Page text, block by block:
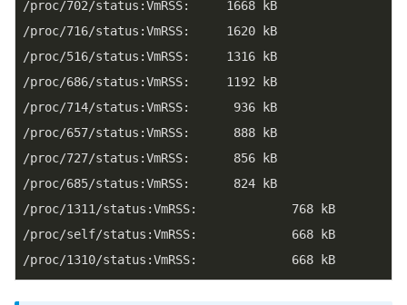
/proc/702/status:VmRSS:     1668 kB
/proc/716/status:VmRSS:     1620 kB
/proc/516/status:VmRSS:     1316 kB
/proc/686/status:VmRSS:     1192 kB
/proc/714/status:VmRSS:      936 kB
/proc/657/status:VmRSS:      888 kB
/proc/727/status:VmRSS:      856 kB
/proc/685/status:VmRSS:      824 kB
/proc/1311/status:VmRSS:             768 kB
/proc/self/status:VmRSS:             668 kB